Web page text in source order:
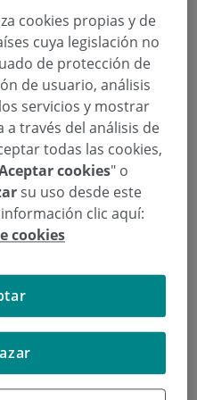
su
,surf
cookies propias y de
cuya legislación no
de protección de
de usuario, análisis
servicios y mostrar
través del análisis de
todas las cookies,
cookies" o
su uso desde este
clic aquí:
cookies